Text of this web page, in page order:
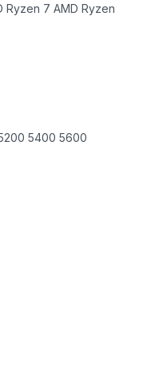
Ryzen 7 AMD Ryzen
5400 5600